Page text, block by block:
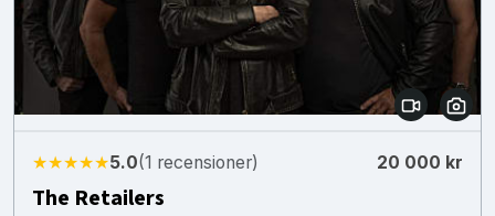
★★★★★5.0(1 recensioner) 20 000 kr
The Retailers